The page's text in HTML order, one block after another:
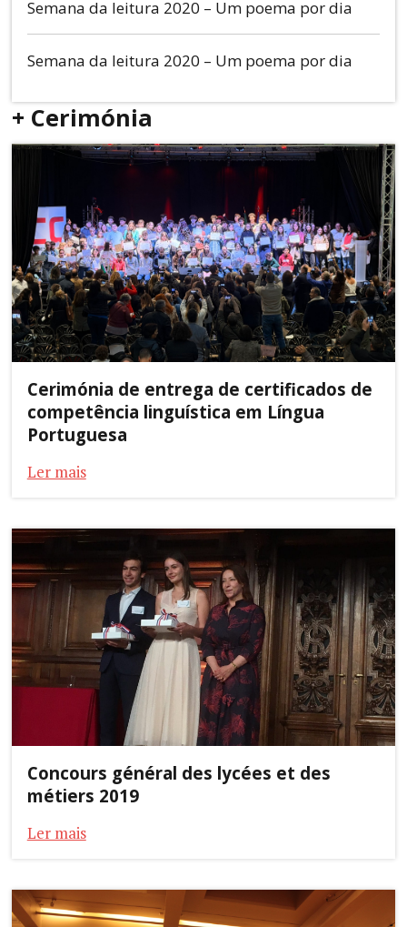
Semana da leitura 2020 – Um poema por dia
Semana da leitura 2020 – Um poema por dia
+ Cerimónia
Cerimónia de entrega de certificados de
competência linguística em Língua
Portuguesa
Ler mais
Concours général des lycées et des
métiers 2019
Ler mais